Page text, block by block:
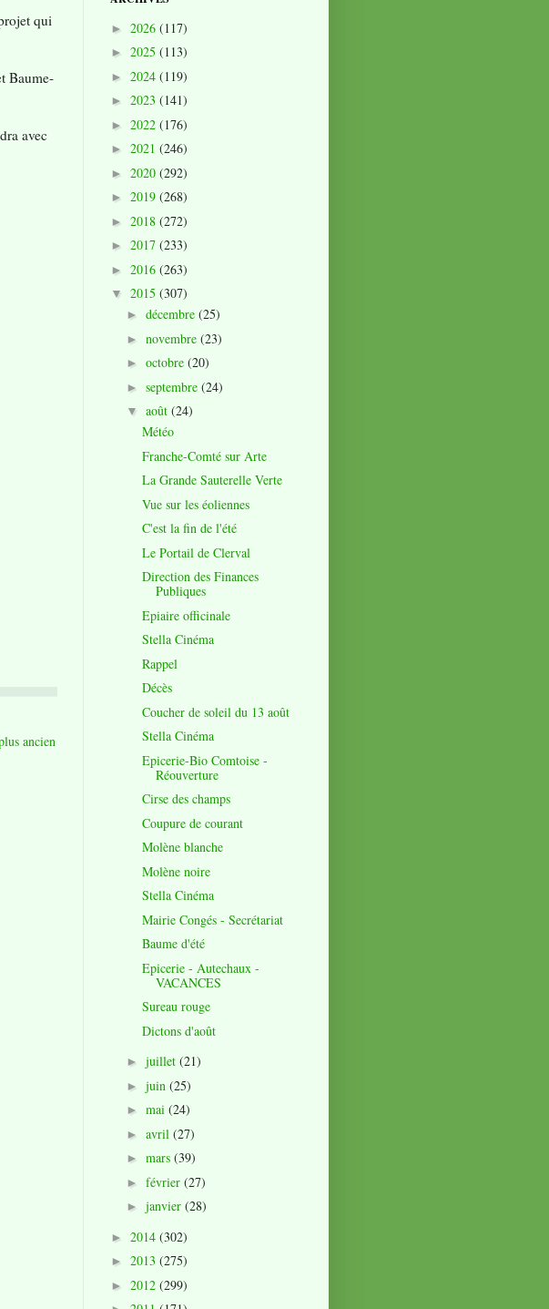
qui
Baume-
avec
ancien
► 2026 (117)
► 2025 (113)
► 2024 (119)
► 2023 (141)
► 2022 (176)
► 2021 (246)
► 2020 (292)
► 2019 (268)
► 2018 (272)
► 2017 (233)
► 2016 (263)
▼ 2015 (307)
► décembre (25)
► novembre (23)
► octobre (20)
► septembre (24)
▼ août (24)
Météo
Franche-Comté sur Arte
La Grande Sauterelle Verte
Vue sur les éoliennes
C'est la fin de l'été
Le Portail de Clerval
Direction des Finances
Publiques
Epiaire officinale
Stella Cinéma
Rappel
Décès
Coucher de soleil du 13 août
Stella Cinéma
Epicerie-Bio Comtoise -
Réouverture
Cirse des champs
Coupure de courant
Molène blanche
Molène noire
Stella Cinéma
Mairie Congés - Secrétariat
Baume d'été
Epicerie - Autechaux -
VACANCES
Sureau rouge
Dictons d'août
► juillet (21)
► juin (25)
► mai (24)
► avril (27)
► mars (39)
► février (27)
► janvier (28)
► 2014 (302)
► 2013 (275)
► 2012 (299)